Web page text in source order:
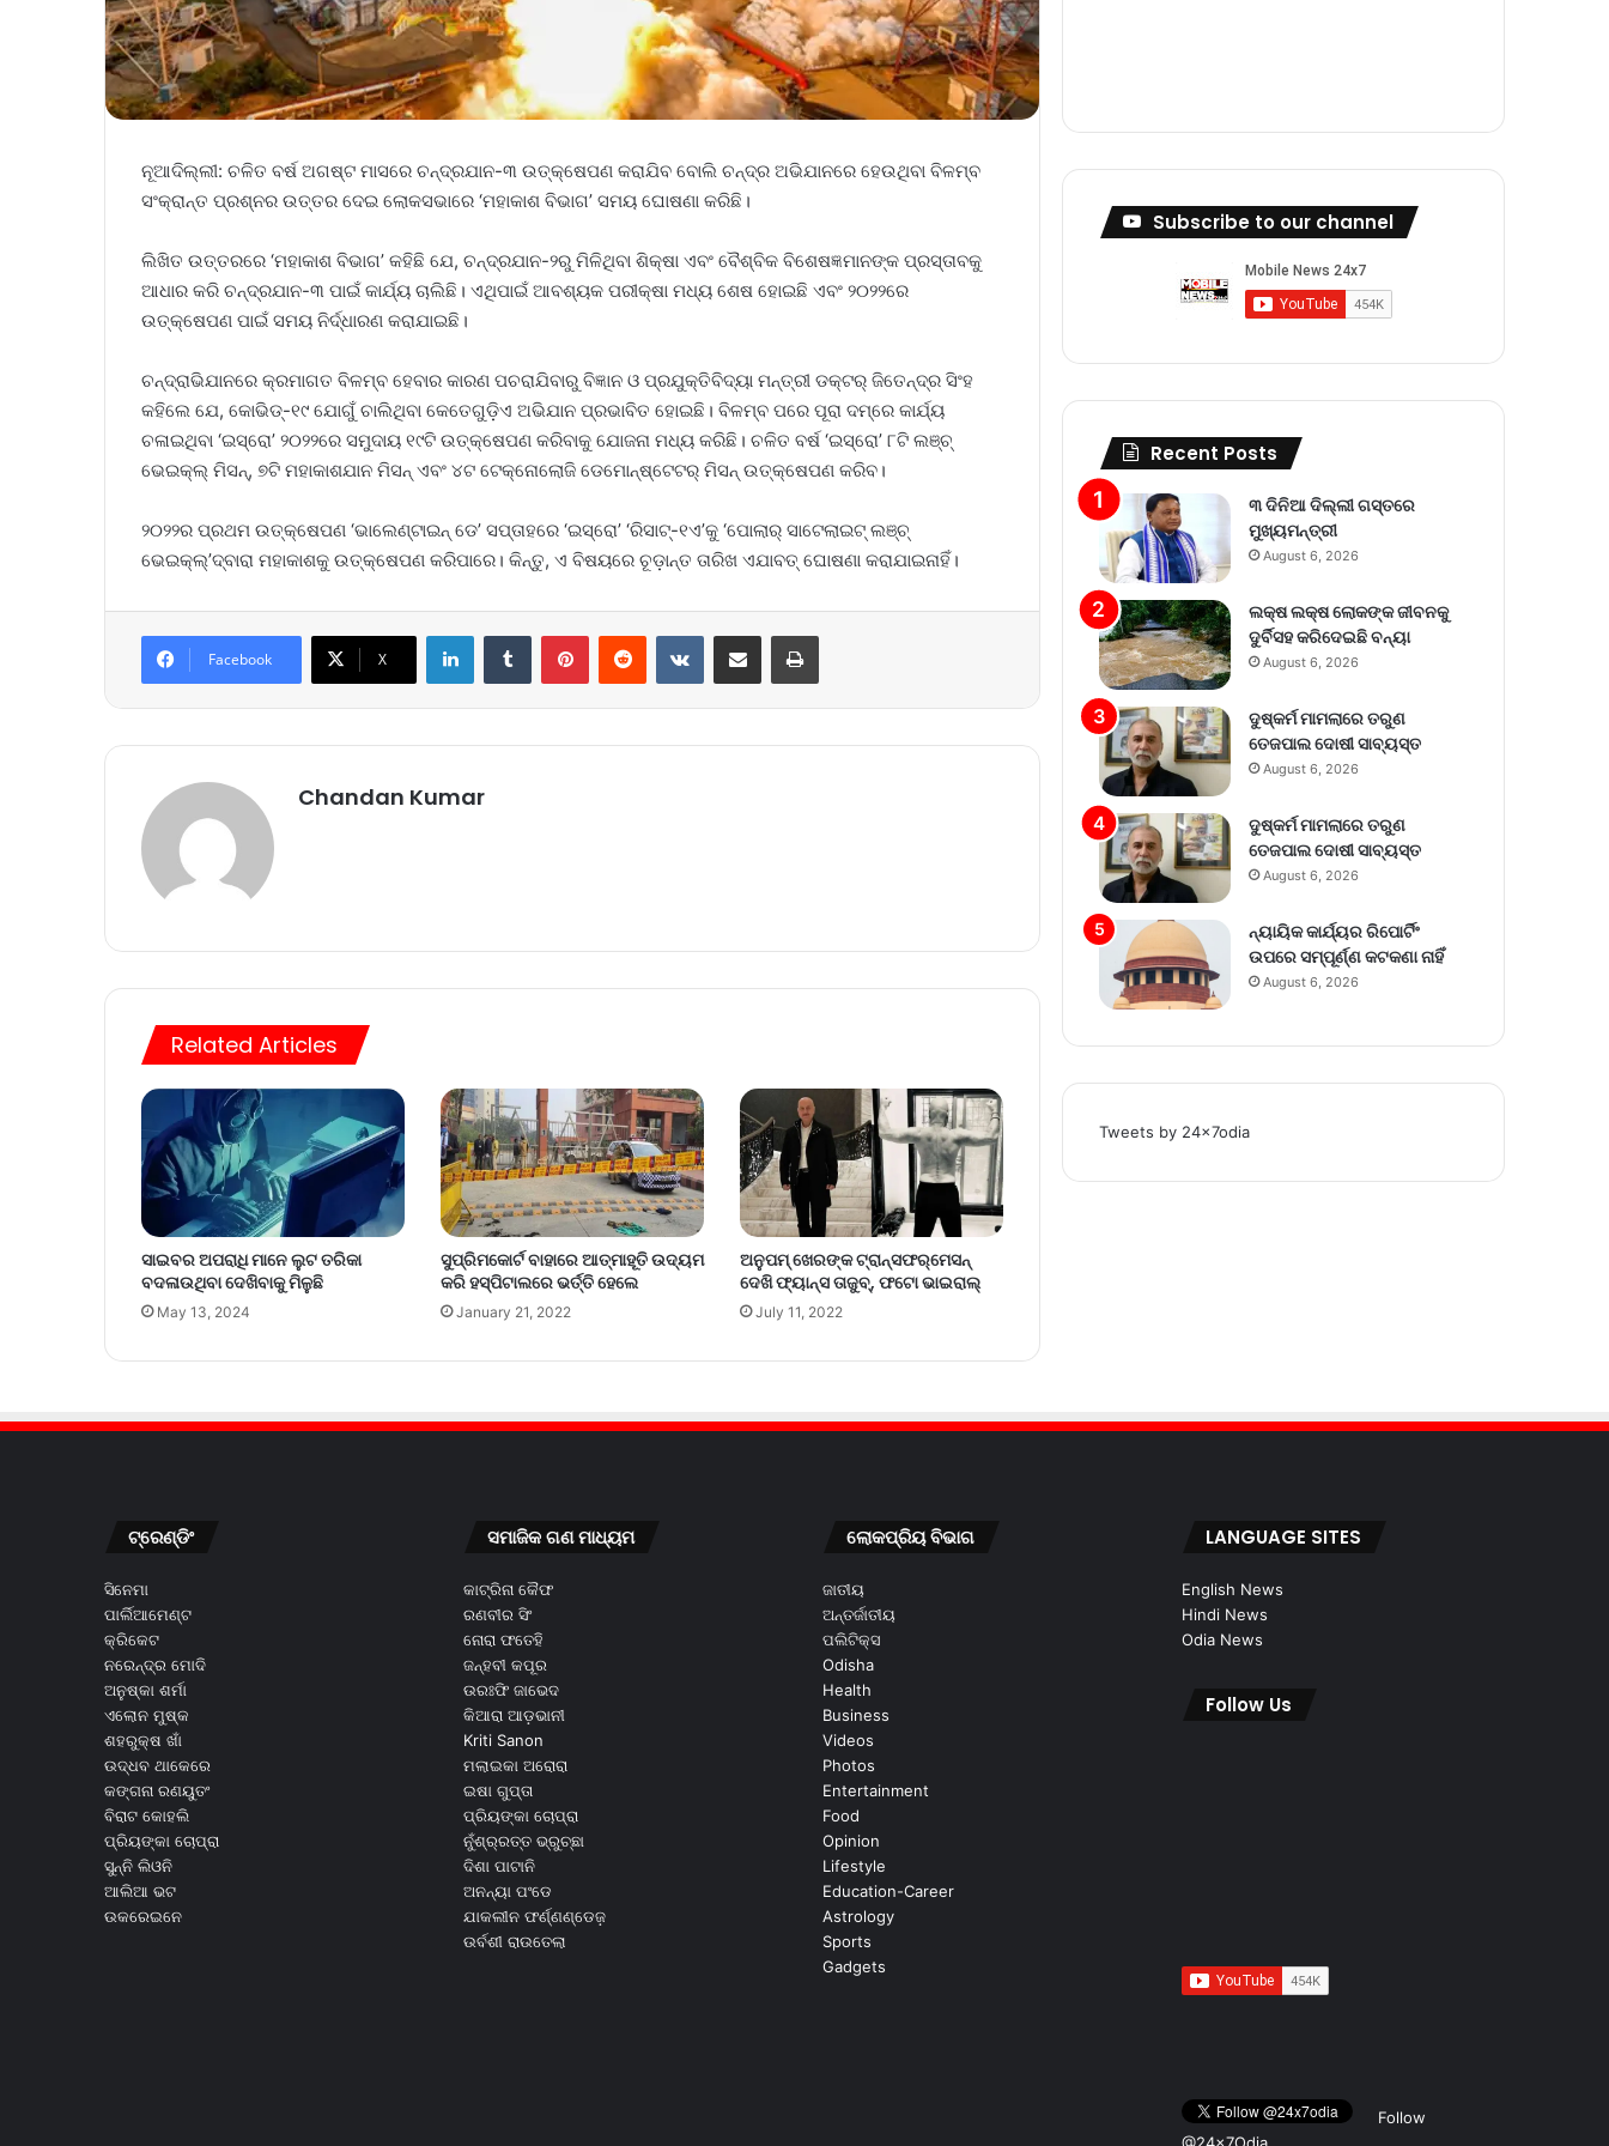
ନୂଆଦିଲ୍ଲୀ: ଚଳିତ ବର୍ଷ ଅଗଷ୍ଟ ମାସରେ ଚନ୍ଦ୍ରଯାନ-୩ ଉତ୍‌କ୍ଷେପଣ କରାଯିବ ବୋଲି ଚନ୍ଦ୍ର ଅଭିଯାନରେ ହେଉଥିବା ବିଳମ୍ବ
ସଂକ୍ରାନ୍ତ ପ୍ରଶ୍ନର ଉତ୍ତର ଦେଇ ଲୋକସଭାରେ ‘ମହାକାଶ ବିଭାଗ’ ସମୟ ଘୋଷଣା କରିଛି।
ଲିଖିତ ଉତ୍ତରରେ ‘ମହାକାଶ ବିଭାଗ’ କହିଛି ଯେ, ଚନ୍ଦ୍ରଯାନ-୨ରୁ ମିଳିଥିବା ଶିକ୍ଷା ଏବଂ ବୈଶ୍ବିକ ବିଶେଷଜ୍ଞମାନଙ୍କ ପ୍ରସ୍ତାବକୁ
ଆଧାର କରି ଚନ୍ଦ୍ରଯାନ-୩ ପାଇଁ କାର୍ଯ୍ୟ ଚାଲିଛି। ଏଥିପାଇଁ ଆବଶ୍ୟକ ପରୀକ୍ଷା ମଧ୍ୟ ଶେଷ ହୋଇଛି ଏବଂ ୨୦୨୨ରେ
ଉତ୍‌କ୍ଷେପଣ ପାଇଁ ସମୟ ନିର୍ଦ୍ଧାରଣ କରାଯାଇଛି।
ଚନ୍ଦ୍ରାଭିଯାନରେ କ୍ରମାଗତ ବିଳମ୍ବ ହେବାର କାରଣ ପଚରାଯିବାରୁ ବିଜ୍ଞାନ ଓ ପ୍ରଯୁକ୍ତିବିଦ୍ୟା ମନ୍ତ୍ରୀ ଡକ୍ଟର୍‌ ଜିତେନ୍ଦ୍ର ସିଂହ
କହିଲେ ଯେ, କୋଭିଡ୍‌-୧୯ ଯୋଗୁଁ ଚ‌ାଲିଥିବା କେତେ‌ଗୁଡ଼ିଏ ଅଭିଯାନ ପ୍ରଭାବିତ ହୋଇଛି। ବିଳମ୍ବ ପରେ ପୂରା ଦମ୍‌ରେ କାର୍ଯ୍ୟ
ଚଳାଇଥିବା ‘ଇସ୍ରୋ’ ୨୦୨୨ରେ ସମୁଦାୟ ୧୯ଟି ଉତ୍‌କ୍ଷେପଣ କରିବାକୁ ଯୋଜନା ମଧ୍ୟ କରିଛି। ଚଳିତ ବର୍ଷ ‘ଇସ୍ରୋ’ ୮ଟି ଲଞ୍ଚ୍‌
ଭେଇକ୍ଲ୍‌ ମିସନ୍, ୭ଟି ମହାକାଶଯାନ ମିସନ୍ ଏବଂ ୪ଟ ଟେକ୍ନୋଲୋଜି ଡେମୋନ୍‌ଷ୍ଟେଟର୍‌ ମିସନ୍‌ ଉତ୍‌କ୍ଷେପଣ କରିବ।
୨୦୨୨ର ପ୍ରଥମ ଉତ୍‌କ୍ଷେପଣ ‘ଭାଲେଣ୍ଟାଇନ୍‌ ଡେ’ ସପ୍ତାହରେ ‘ଇସ୍ରୋ’ ‘ରିସାଟ୍‌-୧ଏ’କୁ ‘ପୋଲାର୍‌ ସାଟେଲାଇଟ୍‌ ଲଞ୍ଚ୍‌
ଭେଇକ୍ଲ୍‌’ଦ୍ବାରା ମହାକାଶକୁ ଉତ୍‌କ୍ଷେପଣ କରିପାରେ। କିନ୍ତୁ, ଏ ବିଷୟରେ ଚୂଡ଼ାନ୍ତ ତାରିଖ ଏଯାବତ୍‌ ଘୋଷଣା କରାଯାଇନାହିଁ।
Facebook X
Chandan Kumar
Related Articles
ସାଇବର ଅପରାଧି ମାନେ ଲୁଟ ତରିକା
ବଦଳାଉଥିବା ଦେଖିବାକୁ ମିଳୁଛି
May 13, 2024
ସୁପ୍ରିମକୋର୍ଟ ବାହାରେ ଆତ୍ମାହୂତି ଉଦ୍ୟମ
କରି ହସ୍ପିଟାଲରେ ଭର୍ତ୍ତି ହେଲେ
January 21, 2022
ଅନୁପମ୍‌ ଖେରଙ୍କ ଟ୍ରାନ୍ସଫର୍‌ମେସନ୍‌
ଦେଖି ଫ୍ୟାନ୍ସ ତାଜୁବ୍‌, ଫଟୋ ଭାଇରାଲ୍‌
July 11, 2022
Subscribe to our channel
Recent Posts
୩ ଦିନିଆ ଦିଲ୍ଲୀ ଗସ୍ତରେ
ମୁଖ୍ୟମନ୍ତ୍ରୀ
August 6, 2026
ଲକ୍ଷ ଲକ୍ଷ ଲୋକଙ୍କ ଜୀବନକୁ
ଦୁର୍ବିସହ କରିଦେଇଛି ବନ୍ୟା
August 6, 2026
ଦୁଷ୍କର୍ମ ମାମଲାରେ ତରୁଣ
ତେଜପାଲ ଦୋଷୀ ସାବ୍ୟସ୍ତ
August 6, 2026
ଦୁଷ୍କର୍ମ ମାମଲାରେ ତରୁଣ
ତେଜପାଲ ଦୋଷୀ ସାବ୍ୟସ୍ତ
August 6, 2026
ନ୍ୟାୟିକ କାର୍ଯ୍ୟର ରିପୋର୍ଟିଂ
ଉପରେ ସମ୍ପୂର୍ଣ୍ଣ କଟକଣା ନାହିଁ
August 6, 2026
Tweets by 24x7odia
ଟ୍ରେଣ୍ଡିଂ
ସିନେମା
ପାର୍ଲିଆମେଣ୍ଟ
କ୍ରିକେଟ
ନରେନ୍ଦ୍ର ମୋଦି
ଅନୁଷ୍କା ଶର୍ମା
ଏଲୋନ ମୁଷ୍କ
ଶହରୁକ୍ଷ ଖାଁ
ଉଦ୍ଧବ ଥାକେରେ
କଙ୍ଗନା ରଣୟୁତଂ
ବିରାଟ କୋହଲି
ପ୍ରିୟଙ୍କା ଚୋପ୍ରା
ସୁନ୍ନି ଲିଓନି
ଆଲିଆ ଭଟ
ଉକରେଇନେ
ସମାଜିକ ଗଣ ମାଧ୍ୟମ
କାଟ୍ରିନା କୈଫ
ରଣବୀର ସିଂ
ନୋରା ଫତେହି
ଜନ୍ହବୀ କପୂର
ଉରଃଫି ଜାଭେଦ
କିଆରା ଆଡ଼ଭାନୀ
Kriti Sanon
ମଲାଇକା ଅରୋରା
ଇଷା ଗୁପ୍ତା
ପ୍ରିୟଙ୍କା ଚୋପ୍ରା
ନୁଁଶ୍ର୍ରତ୍ତ ଭ୍ରୁଚ୍ଛା
ଦିଶା ପାଟାନି
ଅନନ୍ୟା ପଂଡେ
ଯାକଲୀନ ଫର୍ଣ୍ଣଣ୍ଡେଜ଼
ଉର୍ବଶୀ ରାଉତେଲା
ଲୋକପ୍ରିୟ ବିଭାଗ
ଜାତୀୟ
ଅନ୍ତର୍ଜାତୀୟ
ପଲିଟିକ୍ସ
Odisha
Health
Business
Videos
Photos
Entertainment
Food
Opinion
Lifestyle
Education-Career
Astrology
Sports
Gadgets
LANGUAGE SITES
English News
Hindi News
Odia News
Follow Us
Follow